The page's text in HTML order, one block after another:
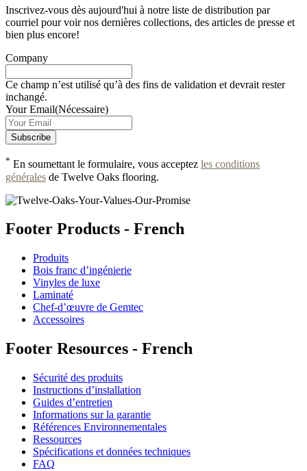
Inscrivez-vous dès aujourd'hui à notre liste de distribution par
courriel pour voir nos dernières collections, des articles de presse et
bien plus encore!
Company
Ce champ n’est utilisé qu’à des fins de validation et devrait rester
inchangé.
Your Email(Nécessaire)
* En soumettant le formulaire, vous acceptez les conditions
générales de Twelve Oaks flooring.
Footer Products - French
Produits
Bois franc d’ingénierie
Vinyles de luxe
Laminaté
Chef-d’œuvre de Gemtec
Accessoires
Footer Resources - French
Sécurité des produits
Instructions d’installation
Guides d’entretien
Informations sur la garantie
Références Environnementales
Ressources
Spécifications et données techniques
FAQ